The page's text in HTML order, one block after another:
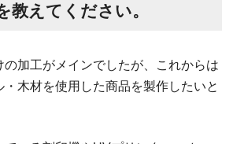
教えてください。
加工がメインでしたが、これからは
木材を使用した商品を製作したいと